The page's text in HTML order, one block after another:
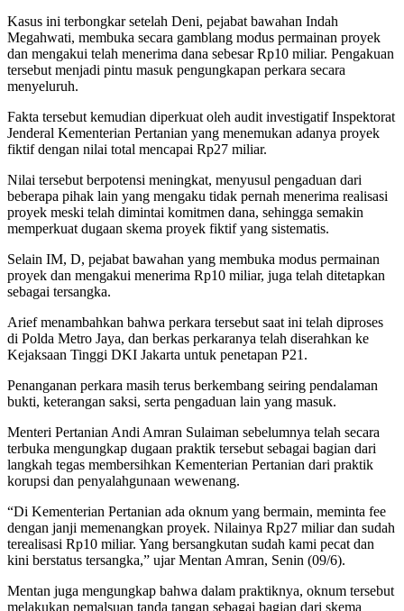
Kasus ini terbongkar setelah Deni, pejabat bawahan Indah
Megahwati, membuka secara gamblang modus permainan proyek
dan mengakui telah menerima dana sebesar Rp10 miliar. Pengakuan
tersebut menjadi pintu masuk pengungkapan perkara secara
menyeluruh.
Fakta tersebut kemudian diperkuat oleh audit investigatif Inspektorat
Jenderal Kementerian Pertanian yang menemukan adanya proyek
fiktif dengan nilai total mencapai Rp27 miliar.
Nilai tersebut berpotensi meningkat, menyusul pengaduan dari
beberapa pihak lain yang mengaku tidak pernah menerima realisasi
proyek meski telah dimintai komitmen dana, sehingga semakin
memperkuat dugaan skema proyek fiktif yang sistematis.
Selain IM, D, pejabat bawahan yang membuka modus permainan
proyek dan mengakui menerima Rp10 miliar, juga telah ditetapkan
sebagai tersangka.
Arief menambahkan bahwa perkara tersebut saat ini telah diproses
di Polda Metro Jaya, dan berkas perkaranya telah diserahkan ke
Kejaksaan Tinggi DKI Jakarta untuk penetapan P21.
Penanganan perkara masih terus berkembang seiring pendalaman
bukti, keterangan saksi, serta pengaduan lain yang masuk.
Menteri Pertanian Andi Amran Sulaiman sebelumnya telah secara
terbuka mengungkap dugaan praktik tersebut sebagai bagian dari
langkah tegas membersihkan Kementerian Pertanian dari praktik
korupsi dan penyalahgunaan wewenang.
“Di Kementerian Pertanian ada oknum yang bermain, meminta fee
dengan janji memenangkan proyek. Nilainya Rp27 miliar dan sudah
terealisasi Rp10 miliar. Yang bersangkutan sudah kami pecat dan
kini berstatus tersangka,” ujar Mentan Amran, Senin (09/6).
Mentan juga mengungkap bahwa dalam praktiknya, oknum tersebut
melakukan pemalsuan tanda tangan sebagai bagian dari skema